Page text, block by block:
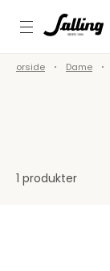
Forside Dame
1 produkter